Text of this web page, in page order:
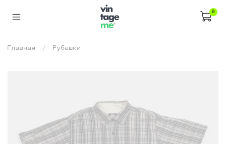
0
Главная Рубашки